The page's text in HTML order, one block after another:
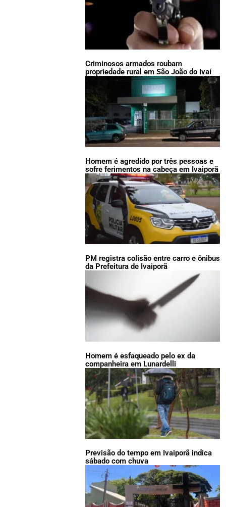
Criminosos armados roubam
propriedade rural em São João do Ivaí
Homem é agredido por três pessoas e
sofre ferimentos na cabeça em Ivaiporã
PM registra colisão entre carro e ônibus
da Prefeitura de Ivaiporã
Homem é esfaqueado pelo ex da
companheira em Lunardelli
Previsão do tempo em Ivaiporã indica
sábado com chuva